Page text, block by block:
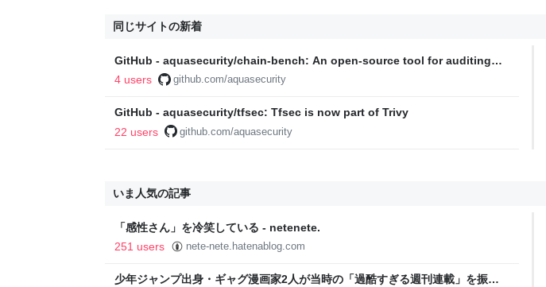
同じサイトの新着
GitHub - aquasecurity/chain-bench: An open-source tool for auditing
your software supply chain stack for security compliance based on a
new CIS Software Supply Chain benchmark.
4 users github.com/aquasecurity
GitHub - aquasecurity/tfsec: Tfsec is now part of Trivy
22 users
github.com/aquasecurity
いま人気の記事
「感性さん」を冷笑している - netenete.
251 users
nete-nete.hatenablog.com
少年ジャンプ出身・ギャグ漫画家2人が当時の「過酷すぎる週刊連載」を振り